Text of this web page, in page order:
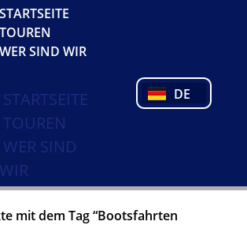
STARTSEITE
TOUREN
WER SIND WIR
STARTSEITE
TOUREN
WER SIND
WIR
DE
PT
TR
mit dem Tag “Bootsfahrten